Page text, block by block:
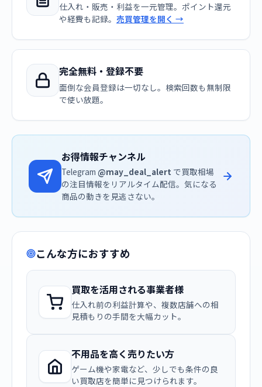
仕入れ・販売・利益を一元管理。ポイント還元
や経費も記録。 売買管理を開く →
完全無料・登録不要
面倒な会員登録は一切なし。検索回数も無制限
で使い放題。
お得情報チャンネル
Telegram @may_deal_alert で買取相場
の注目情報をリアルタイム配信。気になる
商品の動きを見逃さない。
こんな方におすすめ
買取を活用される事業者様
仕入れ前の利益計算や、複数店舗への相
見積もりの手間を大幅カット。
不用品を高く売りたい方
ゲーム機や家電など、少しでも条件の良
い買取店を簡単に見つけられます。